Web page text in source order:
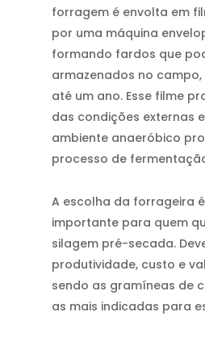
forragem é envolta em
por uma máquina
formando fardos que
armazenados no
até um ano. Esse filme
das condições externas
ambiente anaeróbico
processo de
A escolha da forrageira
importante para quem
silagem pré-secada.
produtividade, custo e
sendo as gramíneas de
as mais indicadas para